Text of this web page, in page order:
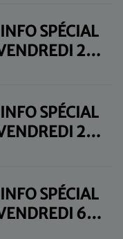
SPÉCIAL
27
SPÉCIAL
20
SPÉCIAL
6